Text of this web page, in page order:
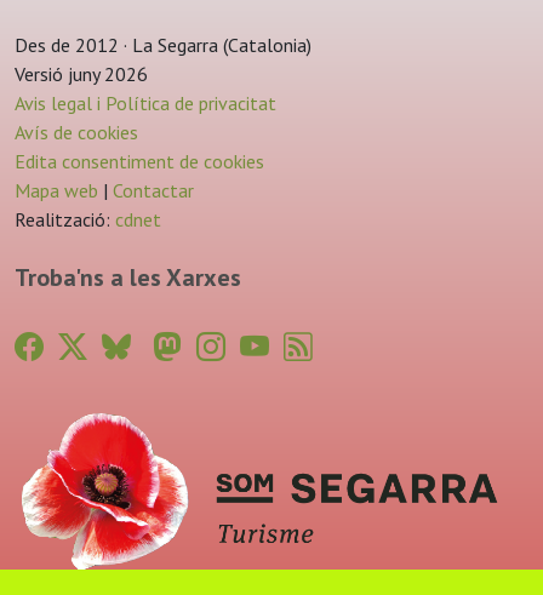
Des de 2012 · La Segarra (Catalonia)
Versió juny 2026
Avis legal i Política de privacitat
Avís de cookies
Edita consentiment de cookies
Mapa web | Contactar
Realització: cdnet
Troba'ns a les Xarxes